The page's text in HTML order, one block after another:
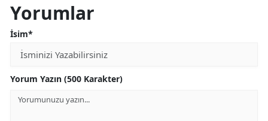
Yorumlar
İsim*
Yorum Yazın (500 Karakter)